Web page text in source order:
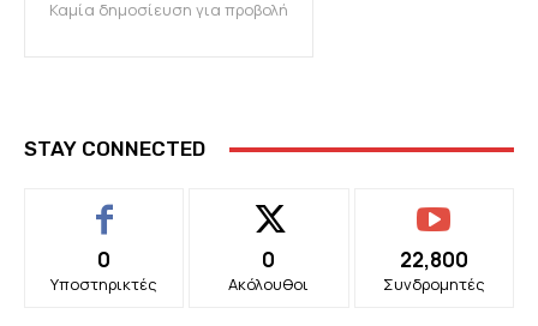
Καμία δημοσίευση για προβολή
STAY CONNECTED
0
Υποστηρικτές
0
Ακόλουθοι
22,800
Συνδρομητές